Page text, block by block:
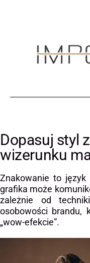
Dopasuj styl
wizerunku
Znakowanie to
grafika może
zależnie od
osobowości brandu,
„wow-efekcie”.